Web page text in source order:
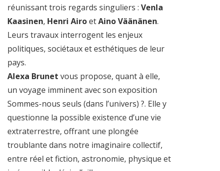
réunissant trois regards singuliers : Venla
Kaasinen, Henri AiroetAino Väänänen.
Leurs travaux interrogent les enjeux
politiques, sociétaux et esthétiques de leur
pays.
Alexa Brunet vous propose, quant à elle,
un voyage imminent avec son exposition
Sommes-nous seuls (dans l’univers) ?. Elle y
questionne la possible existence d’une vie
extraterrestre, offrant une plongée
troublante dans notre imaginaire collectif,
entre réel et fiction, astronomie, physique et